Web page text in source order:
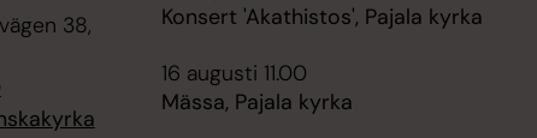
38,
Konsert 'Akathistos', Pajala kyrka
16 augusti 11.00
Mässa, Pajala kyrka